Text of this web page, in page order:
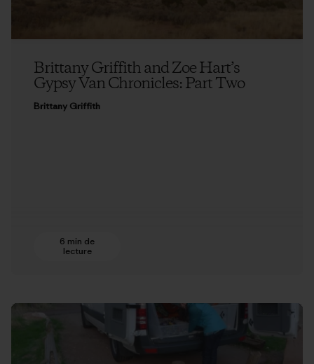
Brittany Griffith and Zoe Hart’s
Gypsy Van Chronicles: Part Two
Brittany Griffith
6 min de
lecture